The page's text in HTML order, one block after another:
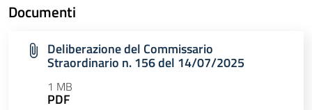
Documenti
Deliberazione del Commissario
Straordinario n. 156 del 14/07/2025
1 MB
PDF